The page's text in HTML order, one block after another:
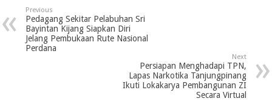
Previous
Pedagang Sekitar Pelabuhan Sri
Bayintan Kijang Siapkan Diri
Jelang Pembukaan Rute Nasional
Perdana
Next
Persiapan Menghadapi TPN,
Lapas Narkotika Tanjungpinang
Ikuti Lokakarya Pembangunan ZI
Secara Virtual